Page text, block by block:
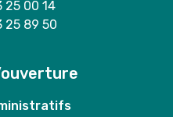
25 00 14
25 89 50